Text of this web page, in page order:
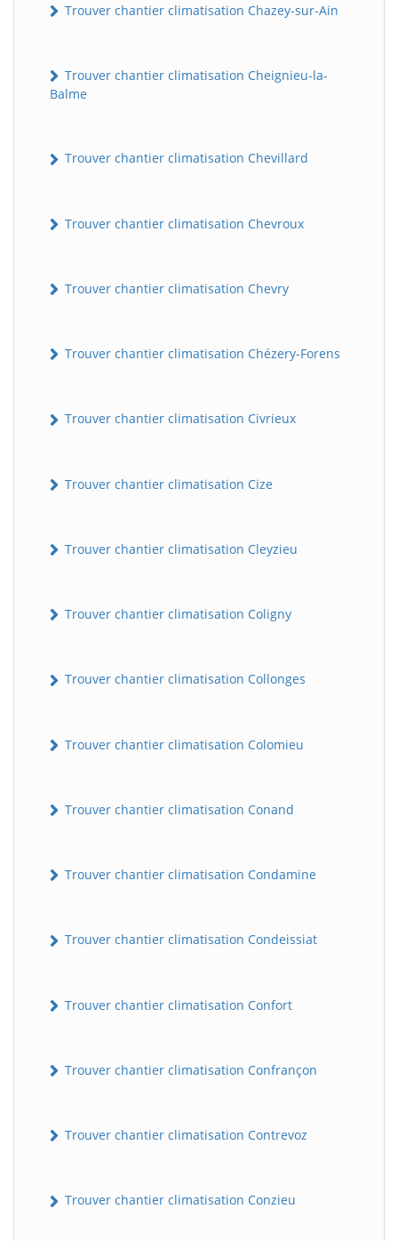
Trouver chantier climatisation Chazey-sur-Ain
Trouver chantier climatisation Cheignieu-la-
Balme
Trouver chantier climatisation Chevillard
Trouver chantier climatisation Chevroux
Trouver chantier climatisation Chevry
Trouver chantier climatisation Chézery-Forens
Trouver chantier climatisation Civrieux
Trouver chantier climatisation Cize
Trouver chantier climatisation Cleyzieu
Trouver chantier climatisation Coligny
Trouver chantier climatisation Collonges
Trouver chantier climatisation Colomieu
Trouver chantier climatisation Conand
Trouver chantier climatisation Condamine
Trouver chantier climatisation Condeissiat
Trouver chantier climatisation Confort
Trouver chantier climatisation Confrançon
Trouver chantier climatisation Contrevoz
Trouver chantier climatisation Conzieu
B Assistant en ligne